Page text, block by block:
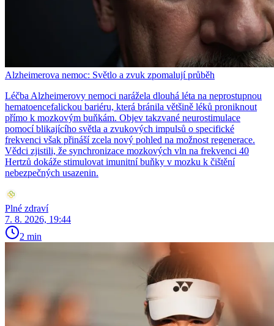
Alzheimerova nemoc: Světlo a zvuk zpomalují průběh
Léčba Alzheimerovy nemoci narážela dlouhá léta na neprostupnou
hematoencefalickou bariéru, která bránila většině léků proniknout
přímo k mozkovým buňkám. Objev takzvané neurostimulace
pomocí blikajícího světla a zvukových impulsů o specifické
frekvenci však přináší zcela nový pohled na možnost regenerace.
Vědci zjistili, že synchronizace mozkových vln na frekvenci 40
Hertzů dokáže stimulovat imunitní buňky v mozku k čištění
nebezpečných usazenin.
Plné zdraví
7. 8. 2026, 19:44
2 min